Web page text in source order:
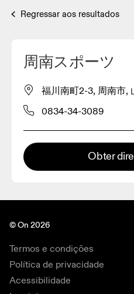
Regressar aos resultados
周南スポーツ
福川南町2-3, 周南市,
0834-34-3089
Obter
© On 2026
Termos e condições
Política de privacidade
Acessibilidade